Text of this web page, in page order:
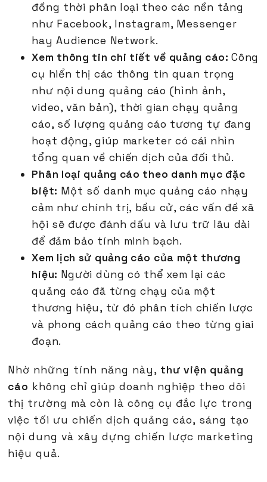
đồng thời phân loại theo các nền tảng
như Facebook, Instagram, Messenger
hay Audience Network.
Xem thông tin chi tiết về quảng cáo:Công
cụ hiển thị các thông tin quan trọng
như nội dung quảng cáo (hình ảnh,
video, văn bản), thời gian chạy quảng
cáo, số lượng quảng cáo tương tự đang
hoạt động, giúp marketer có cái nhìn
tổng quan về chiến dịch của đối thủ.
Phân loại quảng cáo theo danh mục đặc
biệt: Một số danh mục quảng cáo nhạy
cảm như chính trị, bầu cử, các vấn đề xã
hội sẽ được đánh dấu và lưu trữ lâu dài
để đảm bảo tính minh bạch.
Xem lịch sử quảng cáo của một thương
hiệu: Người dùng có thể xem lại các
quảng cáo đã từng chạy của một
thương hiệu, từ đó phân tích chiến lược
và phong cách quảng cáo theo từng giai
đoạn.
Nhờ những tính năng này, thư viện quảng
cáo không chỉ giúp doanh nghiệp theo dõi
thị trường mà còn là công cụ đắc lực trong
việc tối ưu chiến dịch quảng cáo, sáng tạo
nội dung và xây dựng chiến lược marketing
hiệu quả.